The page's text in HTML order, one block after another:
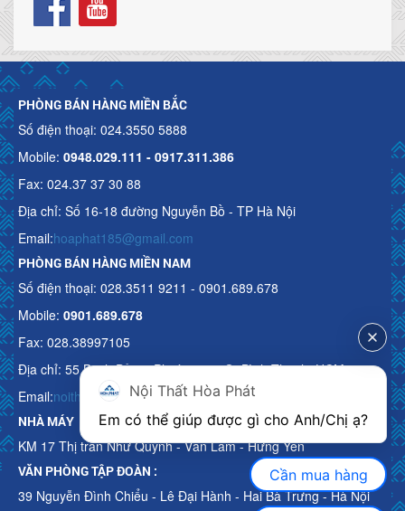
PHÒNG BÁN HÀNG MIỀN BẮC
Số điện thoại: 024.3550 5888
Mobile: 0948.029.111 - 0917.311.386
Fax: 024.37 37 30 88
Địa chỉ: Số 16-18 đường Nguyễn Bồ - TP Hà Nội
Email:hoaphat185@gmail.com
PHÒNG BÁN HÀNG MIỀN NAM
Số điện thoại: 028.3511 9211 - 0901.689.678
Mobile: 0901.689.678
Fax: 028.38997105
Địa chỉ: 55 Bạch Đằng, Phường 15, Q. Bình Thạnh, HCM
Email:noithathoaphattot@gmail.com
NHÀ MÁY
KM 17 Thị trấn Như Quỳnh - Văn Lâm - Hưng Yên
VĂN PHÒNG TẬP ĐOÀN :
39 Nguyễn Đình Chiểu - Lê Đại Hành - Hai Bà Trưng - Hà Nội
Nội Thất Hòa Phát
Cần mua hàng